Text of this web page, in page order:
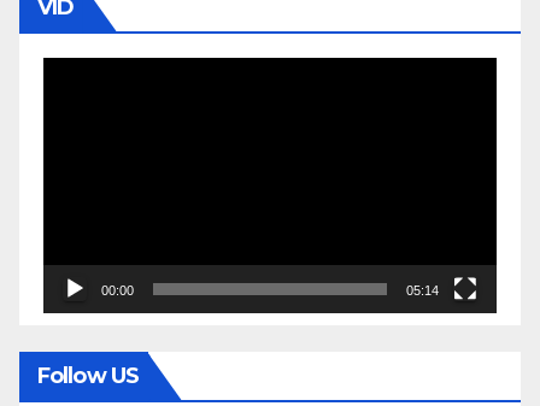
VID
00:00 05:14
Follow US